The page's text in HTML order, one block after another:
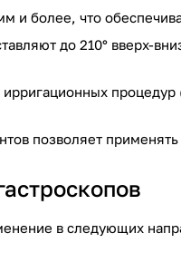
и более, что
до 210° вверх-
позволяет
в следующих